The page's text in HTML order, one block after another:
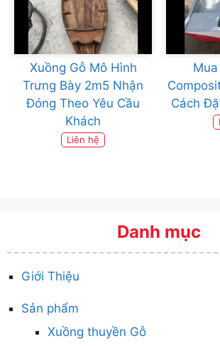
Xuồng Gỗ Mô Hình
Trưng Bày 2m5 Nhận
Đóng Theo Yêu Cầu
Khách
Liên hệ
Cách
Danh mục
Giới Thiệu
Sản phẩm
Xuồng thuyền Gỗ